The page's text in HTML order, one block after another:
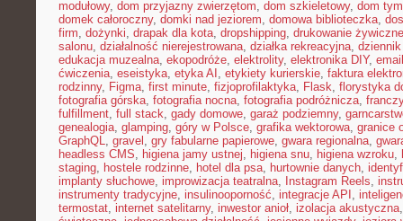
modułowy, dom przyjazny zwierzętom, dom szkieletowy, dom
domek całoroczny, domki nad jeziorem, domowa biblioteczka,
firm, dożynki, drapak dla kota, dropshipping, drukowanie żywiczne
salonu, działalność nierejestrowana, działka rekreacyjna,
edukacja muzealna, ekopodróże, elektrolity, elektronika DIY,
ćwiczenia, eseistyka, etyka AI , etykiety kurierskie, faktura
rodzinny, Figma, first minute, fizjoprofilaktyka, Flask, florystyka
fotografia górska, fotografia nocna, fotografia podróżnicza,
fulfillment, full stack, gady domowe, garaż podziemny,
genealogia, glamping, góry w Polsce, grafika wektorowa, granice
GraphQL, gravel , gry fabularne papierowe, gwara regionalna,
headless CMS, higiena jamy ustnej, higiena snu, higiena wzroku,
staging, hostele rodzinne, hotel dla psa, hurtownie danych,
implanty słuchowe, improwizacja teatralna, Instagram Reels,
instrumenty tradycyjne, insulinooporność, integracje API ,
termostat, internet satelitarny, inwestor anioł, izolacja akustyczna